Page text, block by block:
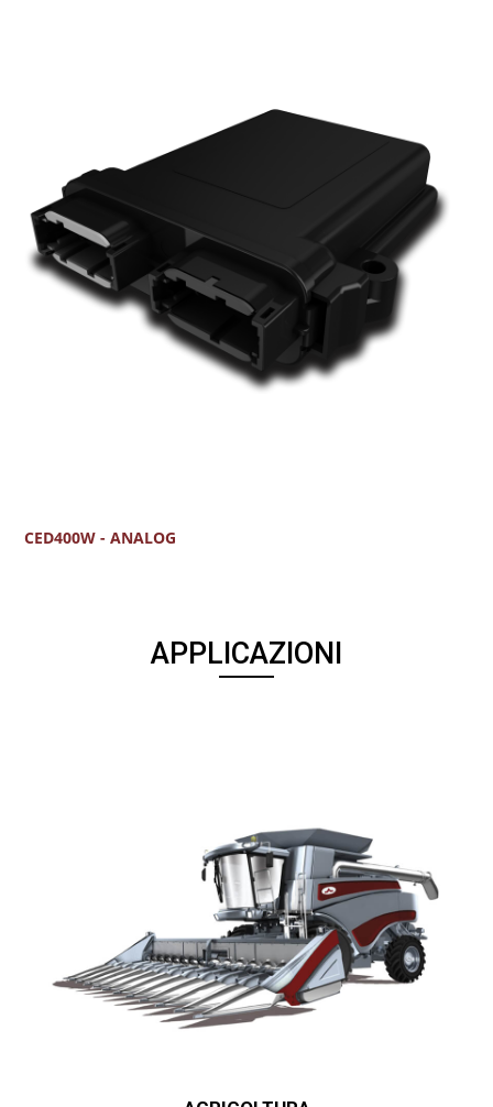
CED400W - ANALOG
APPLICAZIONI